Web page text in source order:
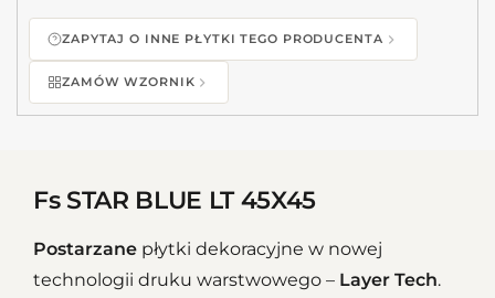
ZAPYTAJ O INNE PŁYTKI TEGO PRODUCENTA
ZAMÓW WZORNIK
Fs STAR BLUE LT 45X45
Postarzane płytki dekoracyjne w nowej
technologii druku warstwowego – Layer Tech.